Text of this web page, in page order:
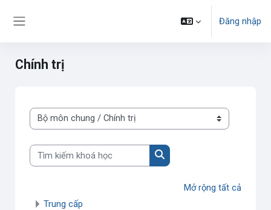
Đăng nhập
Chính trị
Danh mục khoá học
Tìm kiếm khoá học
Tìm kiếm khoá học
Mở rộng tất cả
Trung cấp